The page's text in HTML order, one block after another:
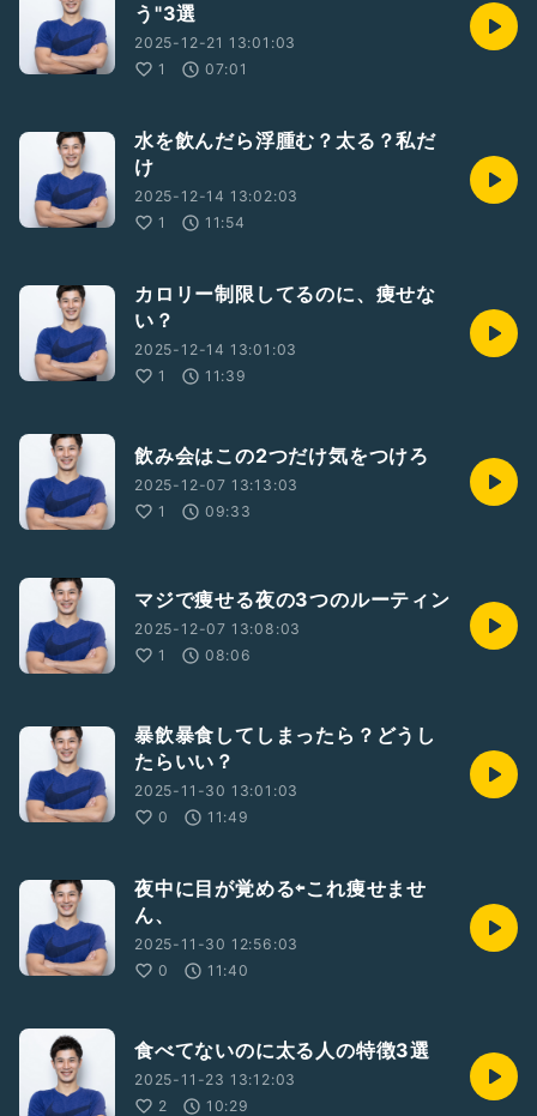
う"3選
2025-12-21 13:01:03
1
07:01
水を飲んだら浮腫む？太る？私だ
け
2025-12-14 13:02:03
1
11:54
カロリー制限してるのに、痩せな
い？
2025-12-14 13:01:03
1
11:39
飲み会はこの2つだけ気をつけろ
2025-12-07 13:13:03
1
09:33
マジで痩せる夜の3つのルーティン
2025-12-07 13:08:03
1
08:06
暴飲暴食してしまったら？どうし
たらいい？
2025-11-30 13:01:03
0
11:49
夜中に目が覚める⇦これ痩せませ
ん、
2025-11-30 12:56:03
0
11:40
食べてないのに太る人の特徴3選
2025-11-23 13:12:03
2
10:29